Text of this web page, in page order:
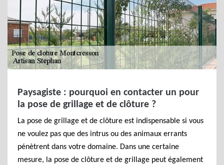
Paysagiste : pourquoi en contacter un pour
la pose de grillage et de clôture ?
La pose de grillage et de clôture est indispensable si vous
ne voulez pas que des intrus ou des animaux errants
pénètrent dans votre domaine. Dans une certaine
mesure, la pose de clôture et de grillage peut également